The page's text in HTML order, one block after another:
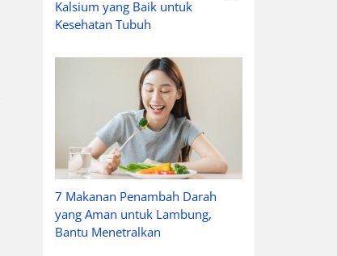
Kalsium yang Baik untuk
Kesehatan Tubuh
7 Makanan Penambah Darah
yang Aman untuk Lambung,
Bantu Menetralkan